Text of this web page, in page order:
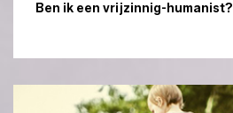
Ben ik een vrijzinnig-humanist?